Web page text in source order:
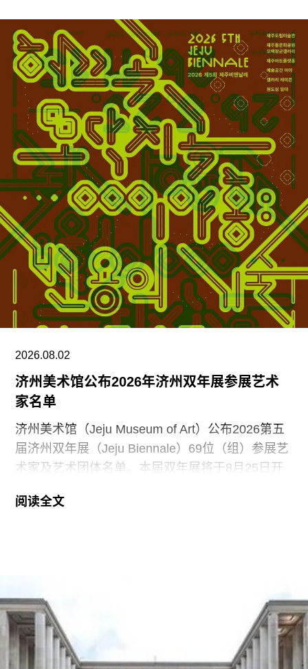
这栋五层约855平方米的建筑尚未公布售价。房产
信息特别强调了近期对建筑外立面及屋顶的翻新，
并宣传该物业具备“改造为豪华出租公寓或精品公
寓”的潜力。
劳森伯格基金会的一位发言人表示，由于毗邻的拉
法叶街375号停车场正计划兴建一栋19层住宅大
楼，基金会目前正“探索多种可能方案”。发言人表
示：“如果该建设项目继续推进，将对故居的完整
性、功能性以及日常运营产生重大影响。”目前，基
金会考虑的方案之一是搬迁至其他场所。该组织“正
在进行一系列评估，以全面了解该开发计划的影响
范围及其长期后果。”
若艺术家故居最终售出，这将成为劳森伯格基金会
今年内出售的第二处房产。几个月前，基金会已将
劳森伯格位于佛罗里达州卡普蒂瓦岛的22英亩滨海
表示，出售该物业是由于“日益严峻的环境条件”以
及“不断上涨的维护成本”。然而，卡普蒂瓦市民协
会则将此举描述为“劳森伯格基金会令人痛心的背
叛”。
2026.08.02
济州美术馆公布2026年济州双年展参展艺术
家名单
济州美术馆（Jeju Museum of Art）公布2026第五
届济州双年展（Jeju Biennale）69位（组）参展艺
术家及艺术团体名单。本届双年展将于8月25日开
术”（Iyahong: The Art of Metamorphosis）。
当代艺术讨论的策展方向。
本届双年展将呈现多位济州重要艺术家的作品，包
括画家边时志（Byun Si-ji，1926-2013）与姜耀培
阅读全文